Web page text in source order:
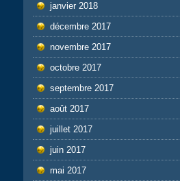
janvier 2018
décembre 2017
novembre 2017
octobre 2017
septembre 2017
août 2017
juillet 2017
juin 2017
mai 2017